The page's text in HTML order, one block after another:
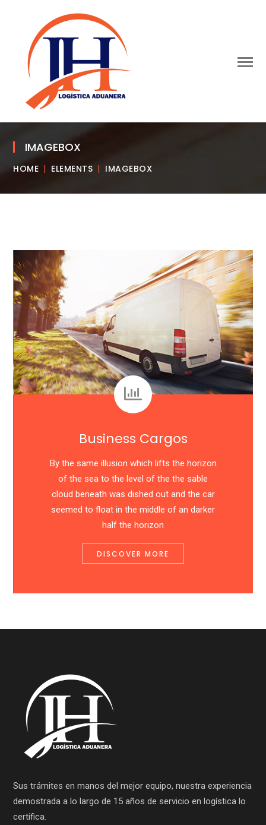
IMAGEBOX
HOME ELEMENTS IMAGEBOX
Business Cargos
By the same illusion which lifts the horizon
of the sea to the level of the the sable
cloud beneath was dished out and the car
seemed to float in the middle of an darker
half the horizon
DISCOVER MORE
Sus trámites en manos del mejor equipo, nuestra experiencia
demostrada a lo largo de 15 años de servicio en logística lo
certifica.